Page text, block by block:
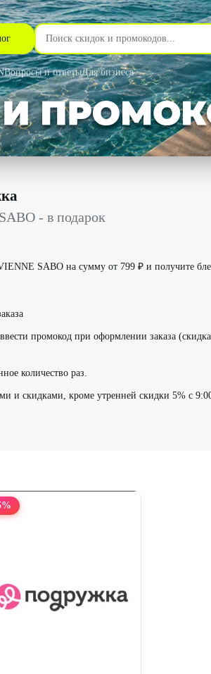
Вопросы и ответыДля бизнеса
со скидкой 100% - Интернет-магазин
- в подарок
SABO на сумму от 799 ₽ и получите
промокод при оформлении заказа (скидка
количество раз.
и скидками, кроме утренней скидки 5% с
%